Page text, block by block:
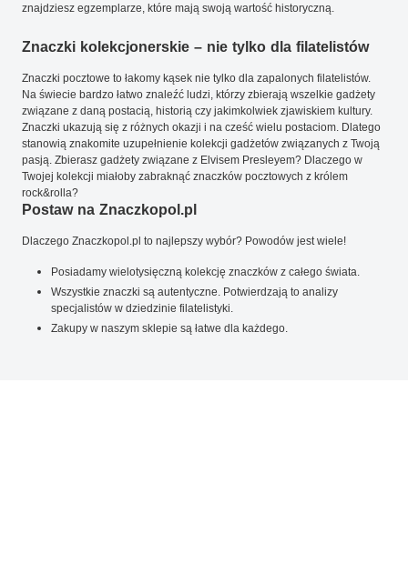
znajdziesz egzemplarze, które mają swoją wartość historyczną.
Znaczki kolekcjonerskie – nie tylko dla filatelistów
Znaczki pocztowe to łakomy kąsek nie tylko dla zapalonych filatelistów.
Na świecie bardzo łatwo znaleźć ludzi, którzy zbierają wszelkie gadżety
związane z daną postacią, historią czy jakimkolwiek zjawiskiem kultury.
Znaczki ukazują się z różnych okazji i na cześć wielu postaciom. Dlatego
stanowią znakomite uzupełnienie kolekcji gadżetów związanych z Twoją
pasją. Zbierasz gadżety związane z Elvisem Presleyem? Dlaczego w
Twojej kolekcji miałoby zabraknąć znaczków pocztowych z królem
rock&rolla?
Postaw na Znaczkopol.pl
Dlaczego Znaczkopol.pl to najlepszy wybór? Powodów jest wiele!
Posiadamy wielotysięczną kolekcję znaczków z całego świata.
Wszystkie znaczki są autentyczne. Potwierdzają to analizy
specjalistów w dziedzinie filatelistyki.
Zakupy w naszym sklepie są łatwe dla każdego.